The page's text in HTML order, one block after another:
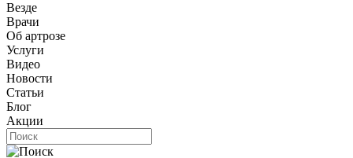
Везде
Врачи
Об артрозе
Услуги
Видео
Новости
Статьи
Блог
Акции